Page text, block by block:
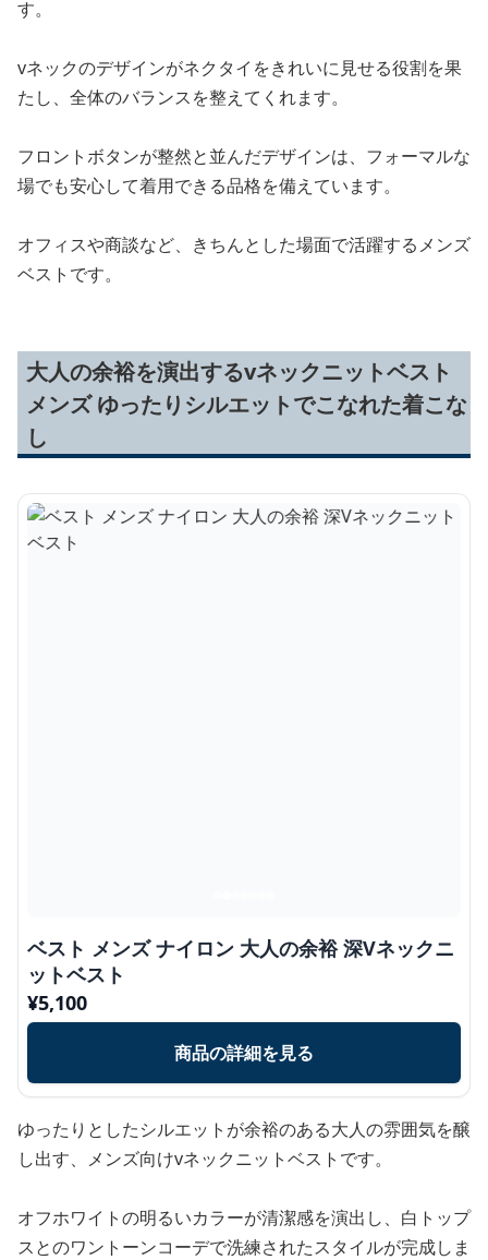
す。
vネックのデザインがネクタイをきれいに見せる役割を果
たし、全体のバランスを整えてくれます。
フロントボタンが整然と並んだデザインは、フォーマルな
場でも安心して着用できる品格を備えています。
オフィスや商談など、きちんとした場面で活躍するメンズ
ベストです。
大人の余裕を演出するvネックニットベスト
メンズ ゆったりシルエットでこなれた着こな
し
ベスト メンズ ナイロン 大人の余裕 深Vネックニ
ットベスト
¥5,100
商品の詳細を見る
ゆったりとしたシルエットが余裕のある大人の雰囲気を醸
し出す、メンズ向けvネックニットベストです。
オフホワイトの明るいカラーが清潔感を演出し、白トップ
スとのワントーンコーデで洗練されたスタイルが完成しま